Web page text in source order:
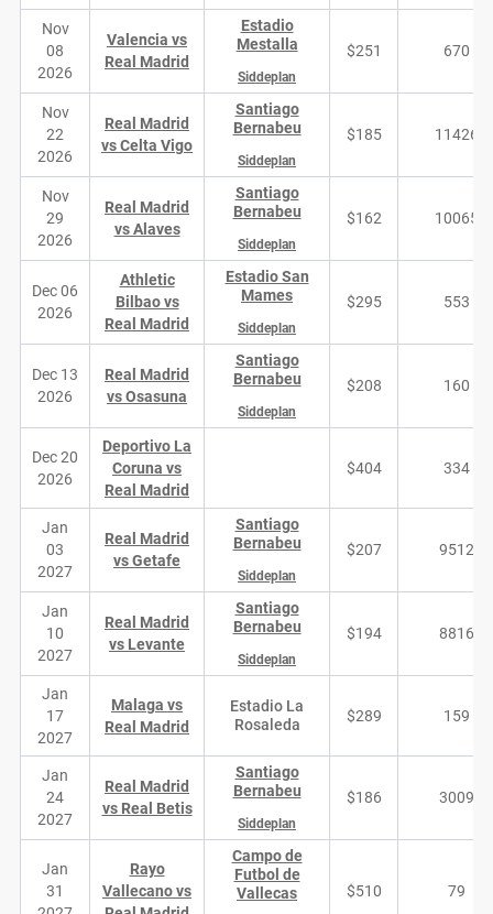
Nov
08
2026
Valencia vs
Real Madrid
Estadio
Mestalla
Siddeplan
$251 670
Nov
22
2026
Real Madrid
vs Celta Vigo
Santiago
Bernabeu
Siddeplan
$185 11426
Nov
29
2026
Real Madrid
vs Alaves
Santiago
Bernabeu
Siddeplan
$162 10065
Dec 06
2026
Athletic
Bilbao vs
Real Madrid
Estadio San
Mames
Siddeplan
$295 553
Dec 13
2026
Real Madrid
vs Osasuna
Santiago
Bernabeu
Siddeplan
$208 160
Dec 20
2026
Deportivo La
Coruna vs
Real Madrid
$404 334
Jan
03
2027
Real Madrid
vs Getafe
Santiago
Bernabeu
Siddeplan
$207 9512
Jan
10
2027
Real Madrid
vs Levante
Santiago
Bernabeu
Siddeplan
$194 8816
Jan
17
2027
Malaga vs
Real Madrid
Estadio La
Rosaleda
$289 159
Jan
24
2027
Real Madrid
vs Real Betis
Santiago
Bernabeu
Siddeplan
$186 3009
Jan
31
Rayo
Vallecano vs
Campo de
Futbol de
Vallecas
$510 79